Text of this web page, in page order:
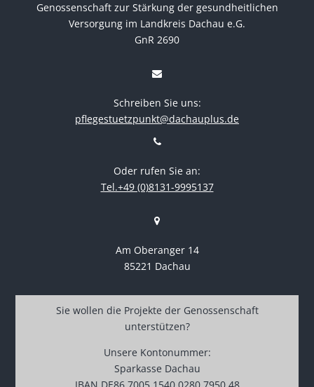
Genossenschaft zur Stärkung der gesundheitlichen
Versorgung im Landkreis Dachau e.G.
GnR 2690
Schreiben Sie uns:
pflegestuetzpunkt@dachauplus.de
Oder rufen Sie an:
Tel.+49 (0)8131-9995137
Am Oberanger 14
85221 Dachau
Sie wollen die Projekte der Genossenschaft
unterstützen?
Unsere Kontonummer:
Sparkasse Dachau